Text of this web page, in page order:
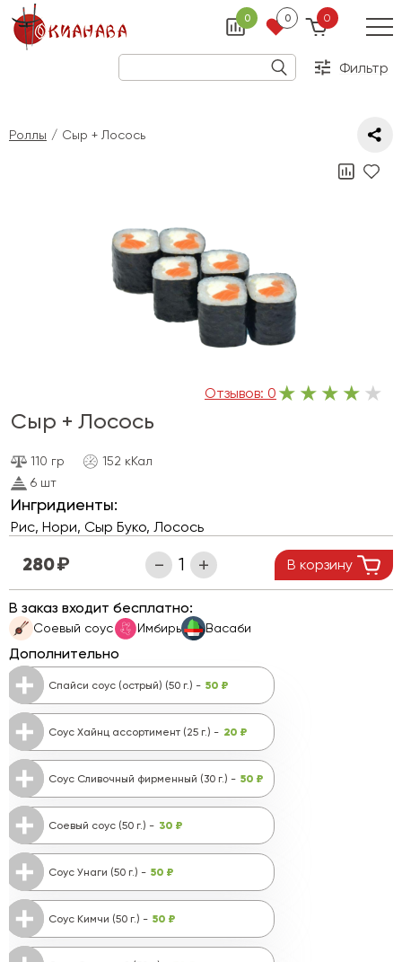
0 0 0
Фильтр
Роллы Сыр + Лосось
Отзывов: 0
Сыр + Лосось
110 гр
152 кКал
6 шт
Ингридиенты:
Рис, Нори, Сыр Буко, Лосось
В заказ входит бесплатно:
Соевый соус Имбирь Васаби
Дополнительно
Спайси соус (острый) (50 г.) - 50 ₽
Соус Хайнц ассортимент (25 г.) - 20 ₽
Соус Сливочный фирменный (30 г.) - 50 ₽
Соевый соус (50 г.) - 30 ₽
Соус Унаги (50 г.) - 50 ₽
Соус Кимчи (50 г.) - 50 ₽
280 В корзину